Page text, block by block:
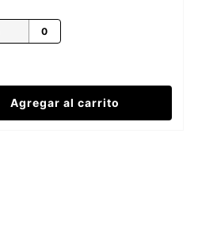
Agregar al carrito